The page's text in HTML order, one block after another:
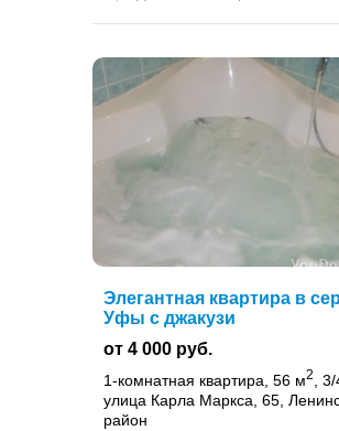
Элегантная квартира в
Уфы с джакузи
от 4 000 руб.
1-комнатная квартира, 56 м2
,
улица Карла Маркса, 65,
район